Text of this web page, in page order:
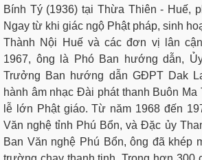
Bính Tý (1936) tại Thừa Thiên - Huế,
Ngay từ khi giác ngộ Phật pháp, sinh
Thành Nội Huế và các đơn vị lân
1967, ông là Phó Ban hướng dẫn,
Trưởng Ban hướng dẫn GĐPT Dak
hành âm nhạc Đài phát thanh Buôn Ma
lễ lớn Phật giáo. Từ năm 1968 đến
Văn nghệ tỉnh Phú Bổn, và Đặc ủy
Ban Văn nghệ Phú Bổn, ông đã khép